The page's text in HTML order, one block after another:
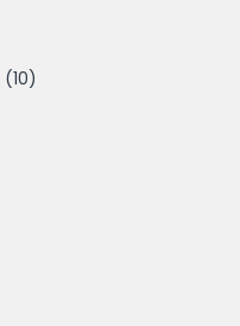
pueden
(10)